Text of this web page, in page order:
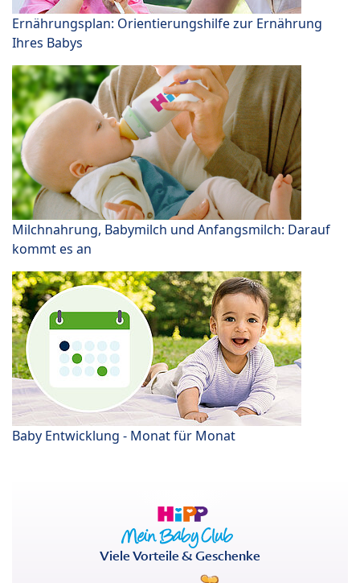
Ernährungsplan: Orientierungshilfe zur Ernährung
Ihres Babys
Milchnahrung, Babymilch und Anfangsmilch: Darauf
kommt es an
Baby Entwicklung - Monat für Monat
Viele Vorteile & Geschenke